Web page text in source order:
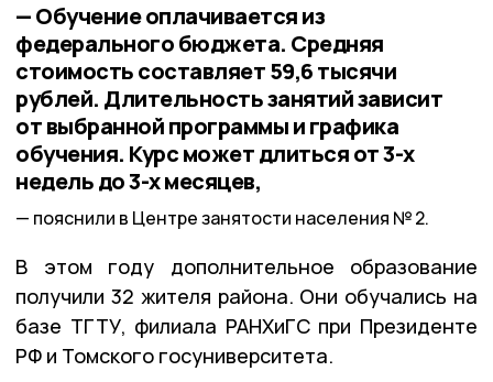
— Обучение оплачивается из
федерального бюджета. Средняя
стоимость составляет 59,6 тысячи
рублей. Длительность занятий зависит
от выбранной программы и графика
обучения. Курс может длиться от 3-х
недель до 3-х месяцев,
пояснили в Центре занятости населения № 2.
В этом году дополнительное образование
получили 32 жителя района. Они обучались на
базе ТГТУ, филиала РАНХиГС при Президенте
РФ и Томского госуниверситета.